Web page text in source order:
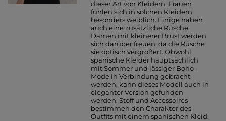
dieser Art von Kleidern. Frauen
fühlen sich in solchen Kleidern
besonders weiblich. Einige haben
auch eine zusätzliche Rüsche.
Damen mit kleinerer Brust werden
sich darüber freuen, da die Rüsche
sie optisch vergrößert. Obwohl
spanische Kleider hauptsächlich
mit Sommer und lässiger Boho-
Mode in Verbindung gebracht
werden, kann dieses Modell auch in
eleganter Version gefunden
werden. Stoff und Accessoires
bestimmen den Charakter des
Outfits mit einem spanischen Kleid.